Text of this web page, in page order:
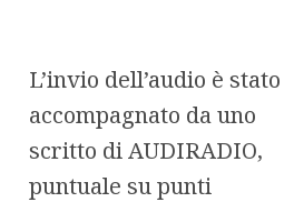
L’invio dell’audio è stato
accompagnato da uno
scritto di AUDIRADIO,
puntuale su punti